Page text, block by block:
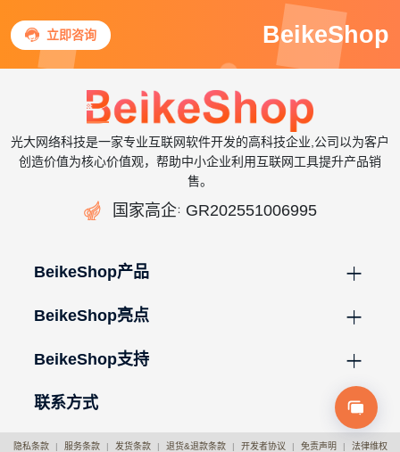
 立即咨询 BeikeShop
光大网络科技是一家专业互联网软件开发的高科技企业,公司以为客户
创造价值为核心价值观，帮助中小企业利用互联网工具提升产品销
售。
 国家高企： GR202551006995
BeikeShop产品
BeikeShop亮点
BeikeShop支持
联系方式
隐私条款 | 服务条款 | 发货条款 | 退货&退款条款 | 开发者协议 | 免责声明 | 法律维权